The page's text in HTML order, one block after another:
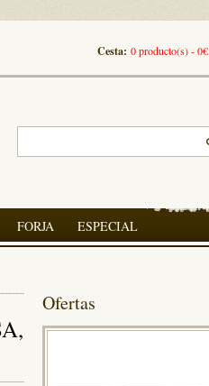
Cesta: 0 producto(s) - 0€
FORJA ESPECIAL
Ofertas